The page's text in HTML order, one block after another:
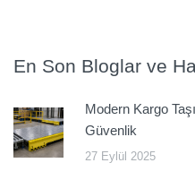
En Son Bloglar ve
Modern Kargo
Güvenlik
27 Eylül 2025